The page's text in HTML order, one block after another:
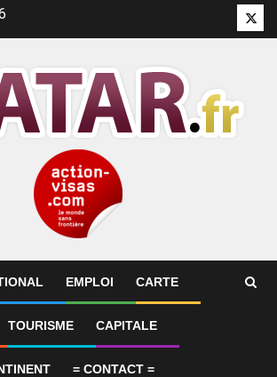
EMPLOI CARTE
TOURISME CAPITALE
= CONTACT =
1 Le Qatar fait état de progrès en